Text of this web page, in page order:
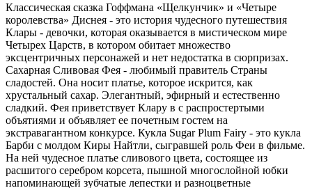
Классическая сказка Гоффмана «Щелкунчик» и «Четыре
королевства» Диснея - это история чудесного путешествия
Клары - девочки, которая оказывается в мистическом мире
Четырех Царств, в котором обитает множество
эксцентричных персонажей и нет недостатка в сюрпризах.
Сахарная Сливовая Фея - любимый правитель Страны
сладостей. Она носит платье, которое искрится, как
хрустальный сахар. Элегантный, эфирный и естественно
сладкий. Фея приветствует Клару в с распростертыми
объятиями и объявляет ее почетным гостем на
экстравагантном конкурсе. Кукла Sugar Plum Fairy - это кукла
Барби с молдом Киры Найтли, сыгравшей роль Феи в фильме.
На ней чудесное платье сливового цвета, состоящее из
расшитого серебром корсета, пышной многослойной юбки
напоминающей зубчатые лепестки и разноцветные